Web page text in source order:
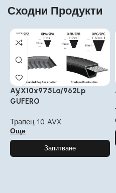
Сходни Продукти
AVX10x975La/962Lp
GUFERO
Трапец 10 AVX
Още
Запитване